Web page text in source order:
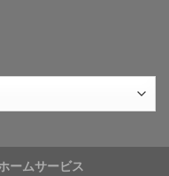
ームサービス